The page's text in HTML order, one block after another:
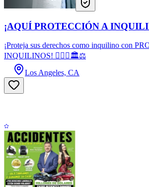
¡AQUÍ PROTECCIÓN A
¡Proteja sus derechos como inquilino con
INQUILINOS! 👩🏻‍⚖️🏛️⚖
Los Angeles, CA